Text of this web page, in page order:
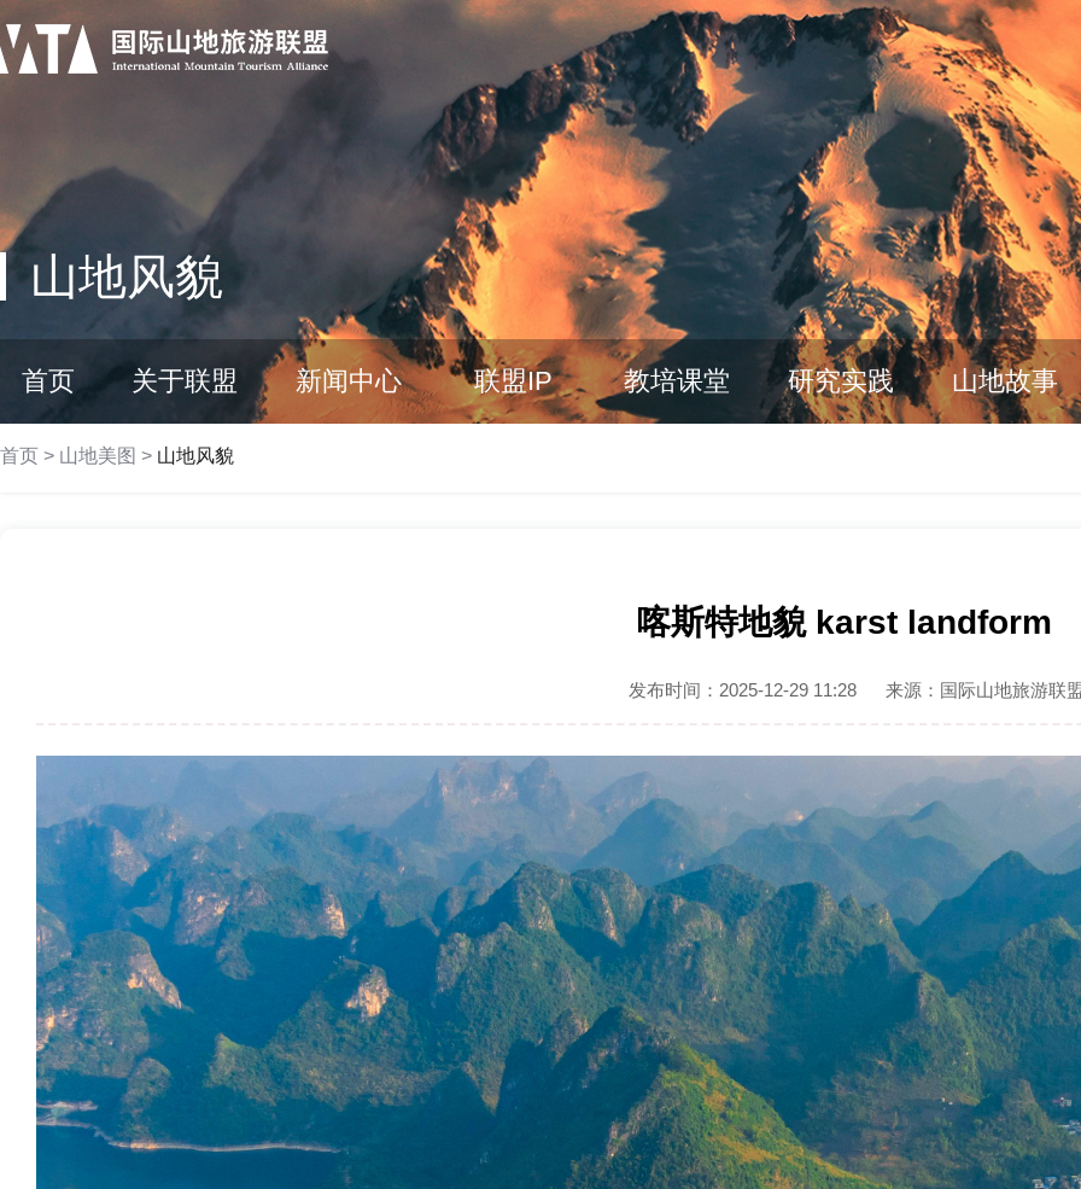
山地风貌
首页 关于联盟 新闻中心 联盟IP 教培课堂 研究实践 山地故事
首页 > 山地美图 > 山地风貌
喀斯特地貌 karst landform
发布时间：2025-12-29 11:28 来源：国际山地旅游联